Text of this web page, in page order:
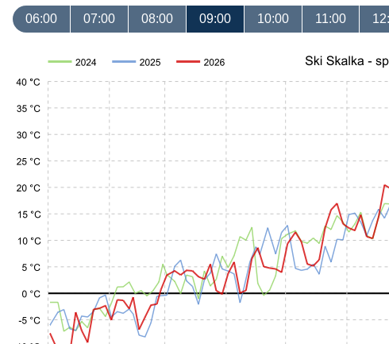
06:00 07:00 08:00 09:00 10:00 11:00